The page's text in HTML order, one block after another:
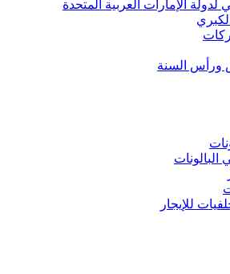
لدولة الإمارات العربية المتحدة
ورأس السنة
البالونات
للإيجار